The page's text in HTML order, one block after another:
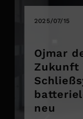
2025/07/15
Ojmar
Zukunft
neu